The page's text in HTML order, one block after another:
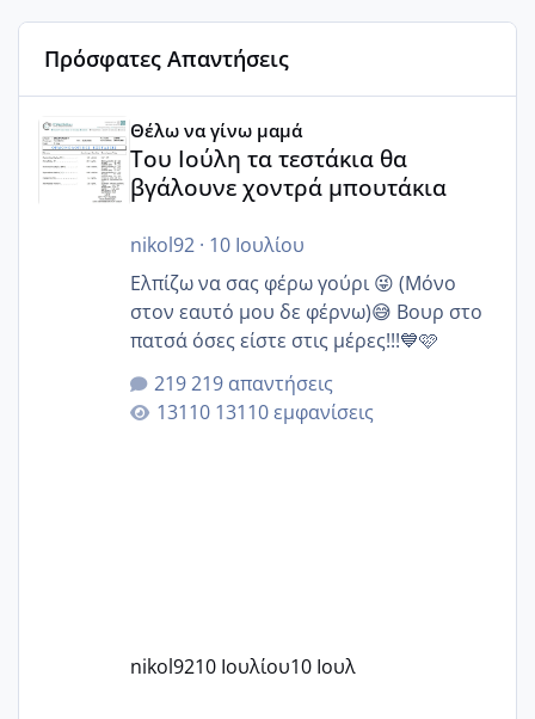
Πρόσφατες Απαντήσεις
Θέλω να γίνω μαμά
Του Ιούλη τα τεστάκια θα
βγάλουνε χοντρά μπουτάκια
nikol92· 10 Ιουλίου
Ελπίζω να σας φέρω γούρι 😜 (Μόνο
στον εαυτό μου δε φέρνω)😅 Βουρ στο
πατσά όσες είστε στις μέρες!!!💙🩷
219 απαντήσεις
13110 εμφανίσεις
nikol9210 Ιουλίου10 Ιουλ